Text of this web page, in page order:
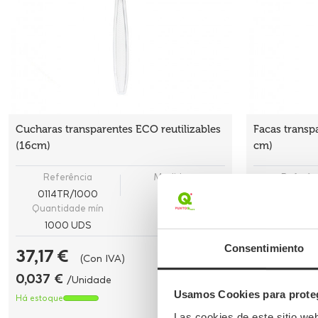
Consentimiento
Usamos Cookies para
Cucharas transparentes ECO reutilizables
(16cm)
Referência
0114TR/1000
Medidas
15,5cm
Quantidade mín
1000 UDS
37,17 € (Con IVA)
0,037 € /Unidade
Há estoque
Facas
cm)
37,17 €
Há estoque